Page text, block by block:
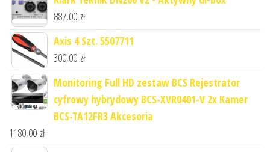
887,00 zł
Axis 4 Szt. 5507711
300,00 zł
Monitoring Full HD zestaw BCS Rejestrator
cyfrowy hybrydowy BCS-XVR0401-V 2x Kamer
BCS-TA12FR3 Akcesoria
1180,00 zł